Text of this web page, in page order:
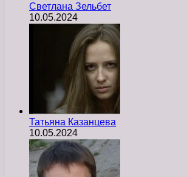
Светлана Зельбет
10.05.2024
Татьяна Казанцева
10.05.2024